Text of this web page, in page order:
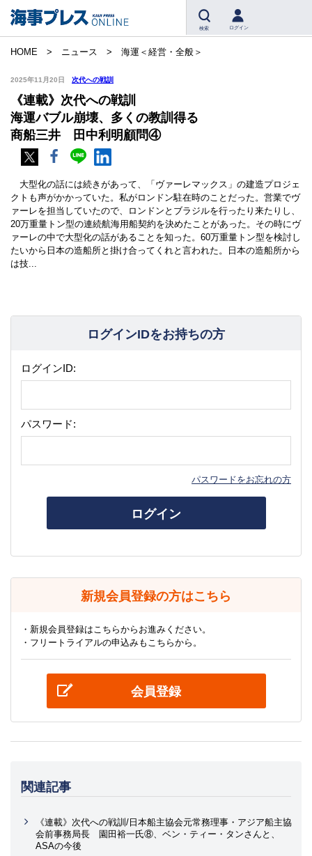
検索 ログイン
HOME ニュース 海運＜経営・全般＞
2025年11月20日 次代への戦訓
《連載》次代への戦訓
海運バブル崩壊、多くの教訓得る
商船三井 田中利明顧問④
大型化の話には続きがあって、「ヴァーレマックス」の建造プロジェ
クトも声がかかっていた。私がロンドン駐在時のことだった。営業でヴ
ァーレを担当していたので、ロンドンとブラジルを行ったり来たりし、
20万重量トン型の連続航海用船契約を決めたことがあった。その時にヴ
ァーレの中で大型化の話があることを知った。60万重量トン型を検討し
たいから日本の造船所と掛け合ってくれと言われた。日本の造船所から
は技...
ログインIDをお持ちの方
ログインID:
パスワード:
パスワードをお忘れの方
ログイン
新規会員登録の方はこちら
・新規会員登録はこちらからお進みください。
・フリートライアルの申込みもこちらから。
会員登録
関連記事
《連載》次代への戦訓/日本船主協会元常務理事・アジア船主協
会前事務局長 園田裕一氏⑧、ベン・ティー・タンさんと、
ASAの今後